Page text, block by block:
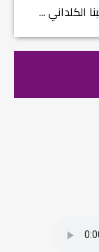
الكلداني ...